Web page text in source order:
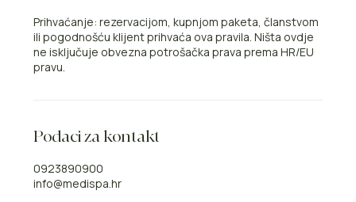
Prihvaćanje: rezervacijom, kupnjom paketa, članstvom
ili pogodnošću klijent prihvaća ova pravila. Ništa ovdje
ne isključuje obvezna potrošačka prava prema HR/EU
pravu.
Podaci za kontakt
0923890900
info@medispa.hr